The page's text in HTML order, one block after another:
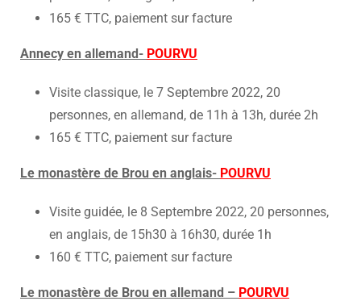
165 € TTC, paiement sur facture
Annecy en allemand- POURVU
Visite classique, le 7 Septembre 2022, 20
personnes, en allemand, de 11h à 13h, durée 2h
165 € TTC, paiement sur facture
Le monastère de Brou en anglais- POURVU
Visite guidée, le 8 Septembre 2022, 20 personnes,
en anglais, de 15h30 à 16h30, durée 1h
160 € TTC, paiement sur facture
Le monastère de Brou en allemand – POURVU